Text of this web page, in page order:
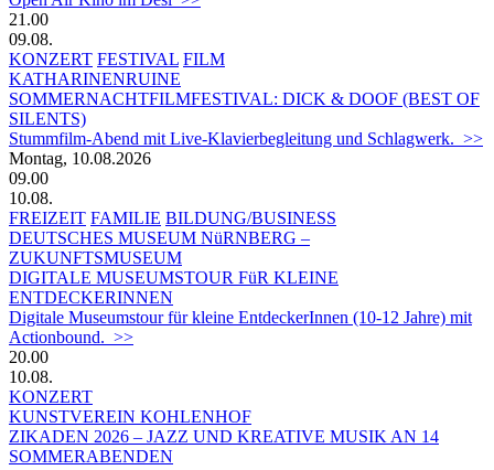
21.00
09.08.
KONZERT FESTIVAL FILM
KATHARINENRUINE
SOMMERNACHTFILMFESTIVAL: DICK & DOOF (BEST OF
SILENTS)
Stummfilm-Abend mit Live-Klavierbegleitung und Schlagwerk. >>
Montag, 10.08.2026
09.00
10.08.
FREIZEIT FAMILIE BILDUNG/BUSINESS
DEUTSCHES MUSEUM NüRNBERG –
ZUKUNFTSMUSEUM
DIGITALE MUSEUMSTOUR FüR KLEINE
ENTDECKERINNEN
Digitale Museumstour für kleine EntdeckerInnen (10-12 Jahre) mit
Actionbound. >>
20.00
10.08.
KONZERT
KUNSTVEREIN KOHLENHOF
ZIKADEN 2026 – JAZZ UND KREATIVE MUSIK AN 14
SOMMERABENDEN